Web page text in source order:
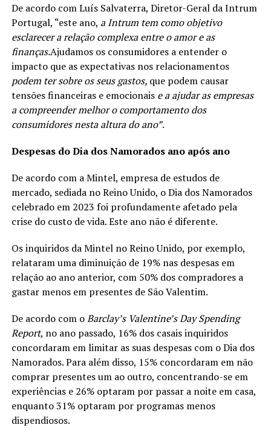
De acordo com Luís Salvaterra, Diretor-Geral da Intrum
Portugal, “este ano, a Intrum tem como objetivo
esclarecer a relação complexa entre o amor e as
finanças.Ajudamos os consumidores a entender o
impacto que as expectativas nos relacionamentos
podem ter sobre os seus gastos, que podem causar
tensões financeiras e emocionaise a ajudar as empresas
a compreender melhor o comportamento dos
consumidores nesta altura do ano”.
Despesas do Dia dos Namorados ano após ano
De acordo com a Mintel, empresa de estudos de
mercado, sediada no Reino Unido, o Dia dos Namorados
celebrado em 2023 foi profundamente afetado pela
crise do custo de vida. Este ano não é diferente.
Os inquiridos da Mintel no Reino Unido, por exemplo,
relataram uma diminuição de 19% nas despesas em
relação ao ano anterior, com 50% dos compradores a
gastar menos em presentes de São Valentim.
De acordo com oBarclay’s Valentine’s Day Spending
Report, no ano passado, 16% dos casais inquiridos
concordaram em limitar as suas despesas com o Dia dos
Namorados. Para além disso, 15% concordaram em não
comprar presentes um ao outro, concentrando-se em
experiências e 26% optaram por passar a noite em casa,
enquanto 31% optaram por programas menos
dispendiosos.